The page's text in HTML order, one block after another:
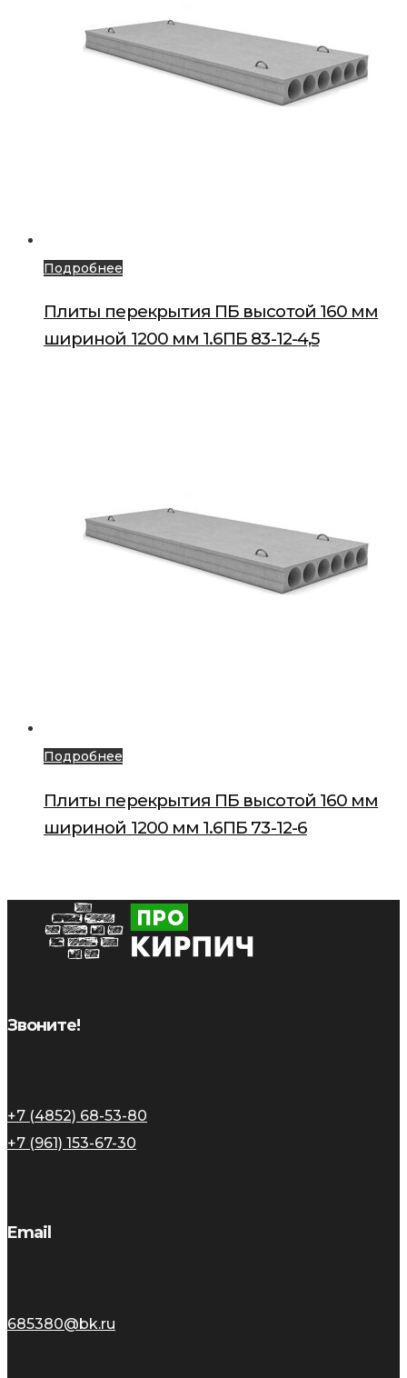
Подробнее
Плиты перекрытия ПБ высотой 160 мм
шириной 1200 мм 1.6ПБ 83-12-4,5
Подробнее
Плиты перекрытия ПБ высотой 160 мм
шириной 1200 мм 1.6ПБ 73-12-6
Звоните!
+7 (4852) 68-53-80
+7 (961) 153-67-30
Email
685380@bk.ru